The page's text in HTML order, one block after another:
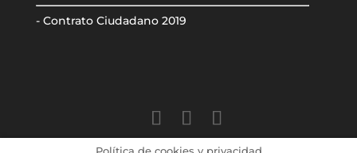
- Contrato Ciudadano 2019